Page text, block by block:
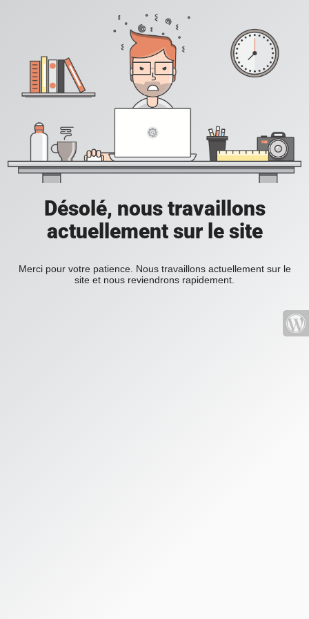
Désolé, nous travaillons
actuellement sur le site
Merci pour votre patience. Nous travaillons actuellement sur le
site et nous reviendrons rapidement.